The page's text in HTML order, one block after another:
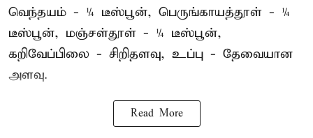
வெந்தயம் - ¼ டீஸ்பூன், பெருங்காயத்தூள் - ¼
டீஸ்பூன், மஞ்சள்தூள் - ¼ டீஸ்பூன்,
கறிவேப்பிலை - சிறிதளவு, உப்பு - தேவையான
அளவு.
Read More